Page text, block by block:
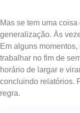
Mas se tem uma
generalização. Às
Em alguns
trabalhar no fim de
horário de largar e
concluindo relatórios.
regra.